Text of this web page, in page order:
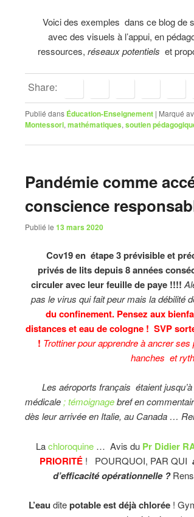
Voici des exemples dans ce blog de
avec des visuels à l’appui, en
ressources, réseaux potentiels et
Share:
Publié dans Éducation-Enseignement | Marqué
Montessori, mathématiques, soutien
Pandémie comme
conscience
Publié le 13 mars 2020
Cov19 en étape 3 prévisible et
privés de lits depuis 8 années
circuler avec leur feuille de paye !!!!
pas le virus qui fait peur mais la débilité
du confinement. Pensez aux
distances et eau de cologne ! SVP
! Trottiner pour apprendre à ancrer
hanches et
Les aéroports français étaient
médicale ; témoignagebref en
dès leur arrivée en Italie, au Canada …
Lachloroquine… Avis duPr Didier
PRIORITÉ ! POURQUOI, PAR QUI
d’efficacité opérationnelle ?
L’eau ditepotable est déjà chlorée !